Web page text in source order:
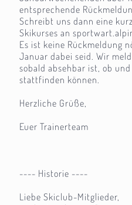
entsprechende
Schreibt uns dann eine
Skikurses an
Es ist keine Rückmeldung
Januar dabei seid. Wir
sobald absehbar ist, ob
stattfinden können.
Herzliche Grüße,
Euer Trainerteam
---- Historie ----
Liebe Skiclub-Mitglieder,